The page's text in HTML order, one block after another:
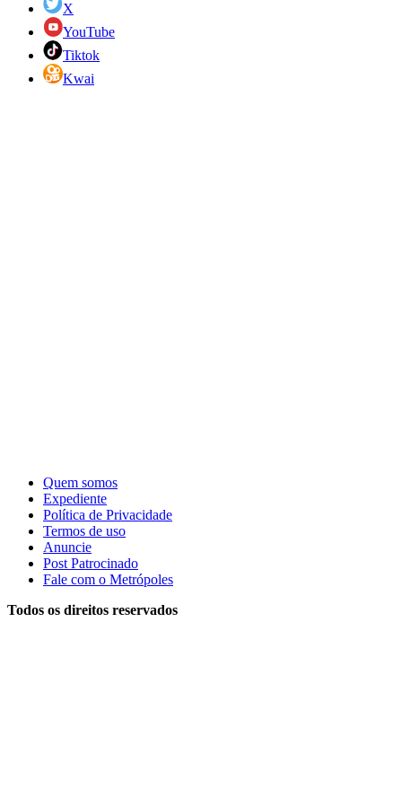
X
YouTube
Tiktok
Kwai
Quem somos
Expediente
Política de Privacidade
Termos de uso
Anuncie
Post Patrocinado
Fale com o Metrópoles
Todos os direitos reservados